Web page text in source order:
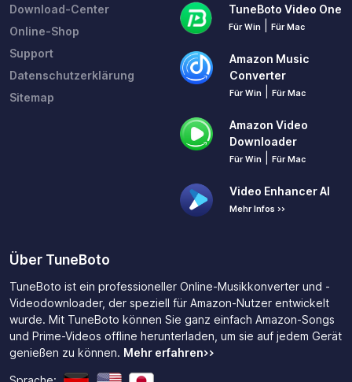
Download-Center
Online-Shop
Support
Datenschutzerklärung
Sitemap
TuneBoto Video One
Für Win Für Mac
Amazon Music
Converter
Für Win Für Mac
Amazon Video
Downloader
Für Win Für Mac
Video Enhancer AI
Mehr Infos >>
Über TuneBoto
TuneBoto ist ein professioneller Online-Musikkonverter und -
Videodownloader, der speziell für Amazon-Nutzer entwickelt
wurde. Mit TuneBoto können Sie ganz einfach Amazon-Songs
und Prime-Videos offline herunterladen, um sie auf jedem Gerät
genießen zu können. Mehr erfahren>>